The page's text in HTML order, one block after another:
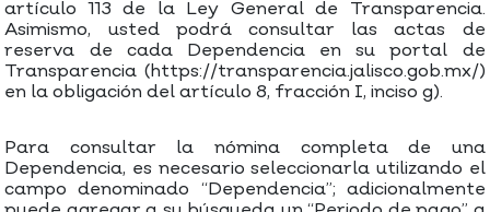
artículo 113 de la Ley General de Transparencia.
Asimismo, usted podrá consultar las actas de
reserva de cada Dependencia en su portal de
Transparencia (https://transparencia.jalisco.gob.mx/)
en la obligación del artículo 8, fracción I, inciso g).
Para consultar la nómina completa de una
Dependencia, es necesario seleccionarla utilizando el
campo denominado “Dependencia”; adicionalmente